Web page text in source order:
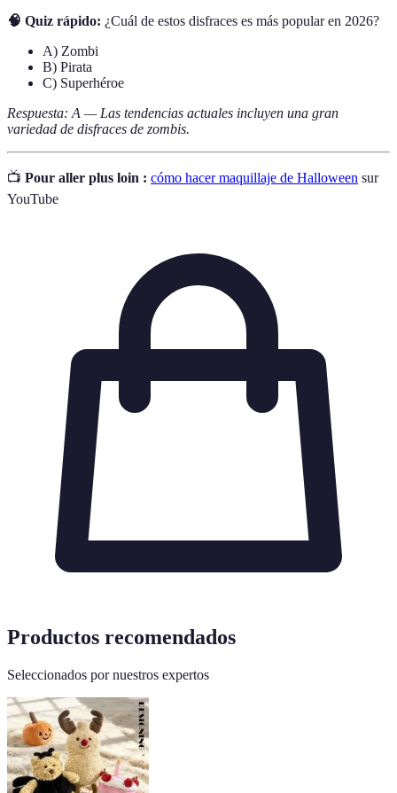
🧠 Quiz rápido: ¿Cuál de estos disfraces es más popular en 2026?
A) Zombi
B) Pirata
C) Superhéroe
Respuesta: A — Las tendencias actuales incluyen una gran
variedad de disfraces de zombis.
📺 Pour aller plus loin : cómo hacer maquillaje de Halloween sur
YouTube
Productos recomendados
Seleccionados por nuestros expertos